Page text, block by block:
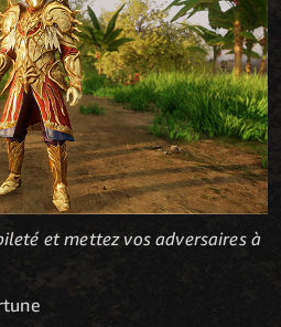
et mettez vos adversaires à